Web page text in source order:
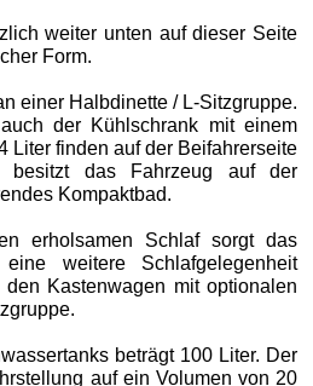
weiter unten auf dieser Seite
Form.
einer Halbdinette / L-Sitzgruppe.
der Kühlschrank mit einem
Liter finden auf der Beifahrerseite
besitzt das Fahrzeug auf der
Kompaktbad.
erholsamen Schlaf sorgt das
eine weitere Schlafgelegenheit
Kastenwagen mit optionalen
beträgt 100 Liter. Der
auf ein Volumen von 20